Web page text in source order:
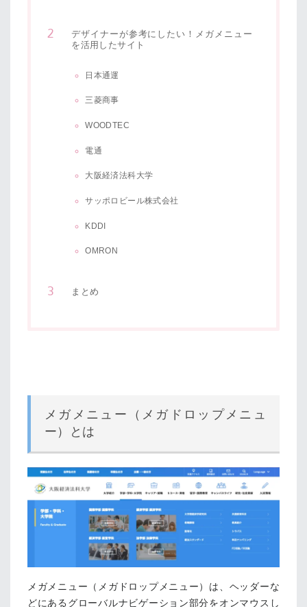
デザイナーが参考にしたい！メガメニュー
を活用したサイト
日本通運
三菱商事
WOODTEC
電通
大阪経済法科大学
サッポロビール株式会社
KDDI
OMRON
まとめ
メガメニュー（メガドロップメニュ
ー）とは
メガメニュー（メガドロップメニュー）は、ヘッダーな
どにあるグローバルナビゲーション部分をオンマウスし